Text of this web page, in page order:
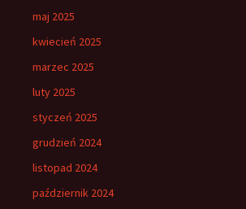
maj 2025
kwiecień 2025
marzec 2025
luty 2025
styczeń 2025
grudzień 2024
listopad 2024
październik 2024